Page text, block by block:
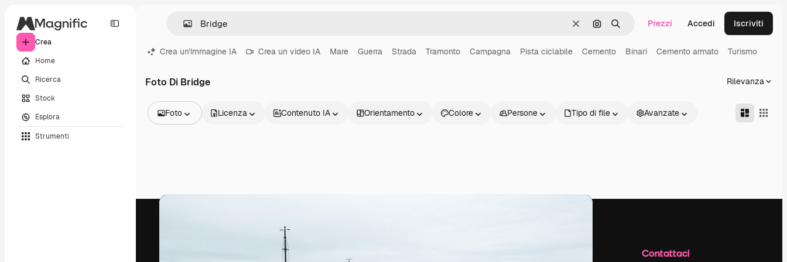
Crea
Home
Ricerca
Stock
Esplora
Strumenti
CancellaCerca per immagine
Ricerca Prezzi Accedi Iscriviti
Crea un'immagine IA Crea un video IA Mare Guerra Strada Tramonto Campagna Pista ciclabile Cemento Binari Cemento armato Turismo
Foto Di Bridge Rilevanza
Foto
Video
Licenza Contenuto IA Orientamento Colore Persone Tipo di file Avanzate
Contattaci